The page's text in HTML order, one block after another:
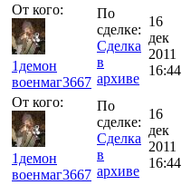
От кого:
1демон
военмаг3667
По
сделке:
Сделка
в
архиве
16
дек
2011
16:44
От кого:
1демон
военмаг3667
По
сделке:
Сделка
в
архиве
16
дек
2011
16:44